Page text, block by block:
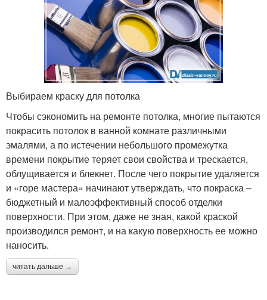
Выбираем краску для потолка
Чтобы сэкономить на ремонте потолка, многие пытаются
покрасить потолок в ванной комнате различными
эмалями, а по истечении небольшого промежутка
времени покрытие теряет свои свойства и трескается,
облущивается и блекнет. После чего покрытие удаляется
и «горе мастера» начинают утверждать, что покраска –
бюджетный и малоэффективный способ отделки
поверхности. При этом, даже не зная, какой краской
производился ремонт, и на какую поверхность ее можно
наносить.
читать дальше →